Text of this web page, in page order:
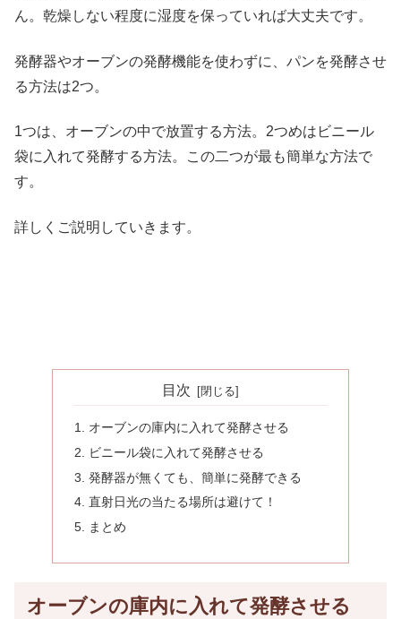
ん。乾燥しない程度に湿度を保っていれば大丈夫です。
発酵器やオーブンの発酵機能を使わずに、パンを発酵させ
る方法は2つ。
1つは、オーブンの中で放置する方法。2つめはビニール
袋に入れて発酵する方法。この二つが最も簡単な方法で
す。
詳しくご説明していきます。
目次
オーブンの庫内に入れて発酵させる
ビニール袋に入れて発酵させる
発酵器が無くても、簡単に発酵できる
直射日光の当たる場所は避けて！
まとめ
オーブンの庫内に入れて発酵させる